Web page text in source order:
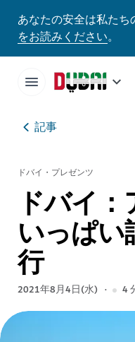
あなたの安全は私たち
をお読みください。
記事
ドバイ・プレゼンツ
ドバイ
いっぱ
行
2021年8月4日(水) 4